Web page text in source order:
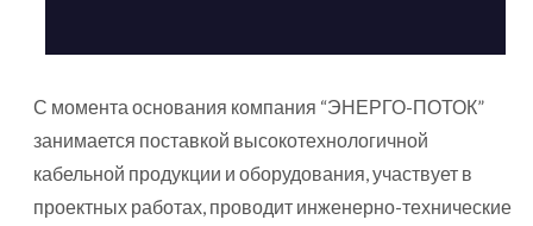
С момента основания компания “ЭНЕРГО-ПОТОК”
занимается поставкой высокотехнологичной
кабельной продукции и оборудования, участвует в
проектных работах, проводит инженерно-технические